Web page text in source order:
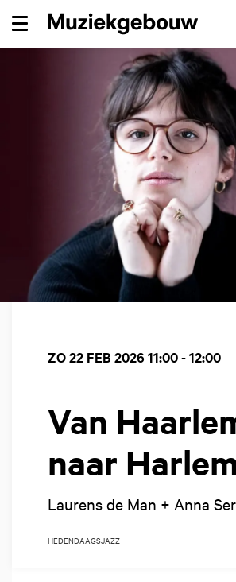
Menu
Van
naar Harlem
Laurens de Man + Anna
ZO 22 FEB 2026 11:00 - 12:00
HEDENDAAGSJAZZ